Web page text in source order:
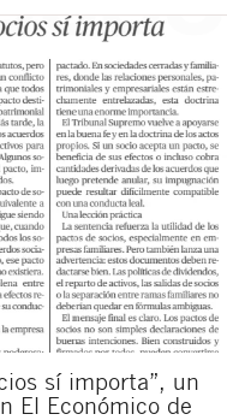
sí importa”, un
El Económico de